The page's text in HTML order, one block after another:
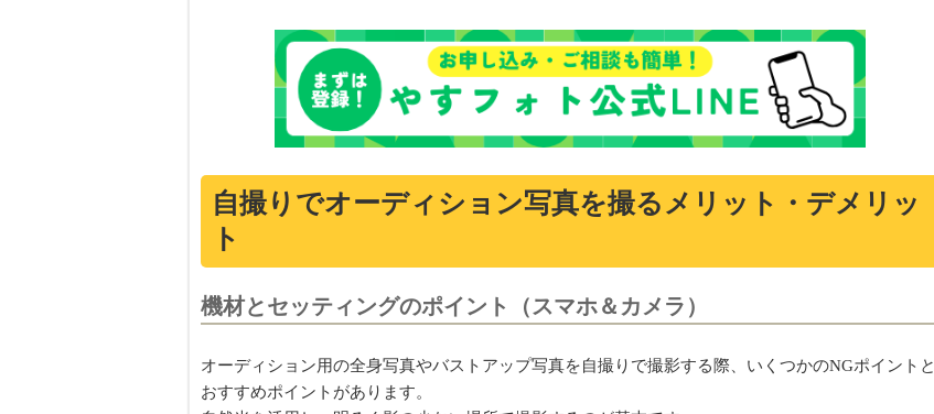
自撮りでオーディション写真を撮るメリット・デメリッ
ト
機材とセッティングのポイント（スマホ＆カメラ）
オーディション用の全身写真やバストアップ写真を自撮りで撮影する際、いくつかのNGポイントと
おすすめポイントがあります。